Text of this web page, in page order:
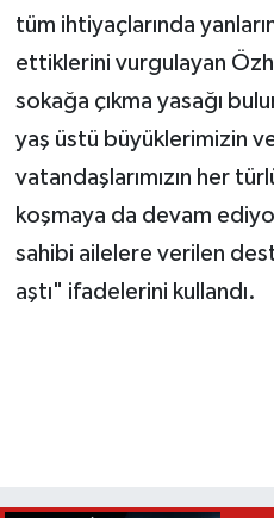
tüm ihtiyaçlarında
ettiklerini vurgulayan
sokağa çıkma yasağı
yaş üstü büyüklerimizin
vatandaşlarımızın her
koşmaya da devam
sahibi ailelere verilen
aştı" ifadelerini kullandı.